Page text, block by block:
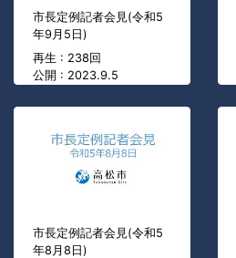
市長定例記者会見(令和5
年9月5日)
再生 : 238回
公開 : 2023.9.5
市長定例記者会見(令和5
年8月8日)